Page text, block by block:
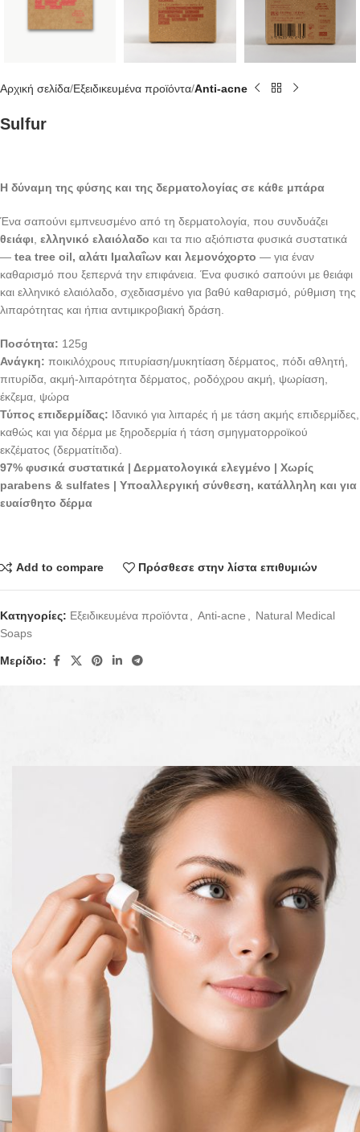
Αρχική σελίδα Εξειδικευμένα προϊόντα Anti-acne
Sulfur
Η δύναμη της φύσης και της δερματολογίας σε κάθε μπάρα
Ένα σαπούνι εμπνευσμένο από τη δερματολογία, που συνδυάζει
θειάφι ελληνικό ελαιόλαδο και τα πιο αξιόπιστα φυσικά συστατικά
— tea tree oil, αλάτι Ιμαλαΐων και λεμονόχορτο — για έναν
καθαρισμό που ξεπερνά την επιφάνεια. Ένα φυσικό σαπούνι με θειάφι
και ελληνικό ελαιόλαδο, σχεδιασμένο για βαθύ καθαρισμό, ρύθμιση της
λιπαρότητας και ήπια αντιμικροβιακή δράση.
Ποσότητα: 125g
Ανάγκη: ποικιλόχρους πιτυρίαση/μυκητίαση δέρματος, πόδι αθλητή,
πιτυρίδα, ακμή-λιπαρότητα δέρματος, ροδόχρου ακμή, ψωρίαση,
έκζεμα, ψώρα
Τύπος επιδερμίδας: Ιδανικό για λιπαρές ή με τάση ακμής επιδερμίδες,
καθώς και για δέρμα με ξηροδερμία ή τάση σμηγματορροϊκού
εκζέματος (δερματίτιδα).
97% φυσικά συστατικά | Δερματολογικά ελεγμένο | Χωρίς
parabens & sulfates | Υποαλλεργική σύνθεση, κατάλληλη και για
ευαίσθητο δέρμα
Add to compare Πρόσθεσε στην λίστα επιθυμιών
Κατηγορίες: Εξειδικευμένα προϊόντα Anti-acne
Natural Medical
Soaps
Μερίδιο: